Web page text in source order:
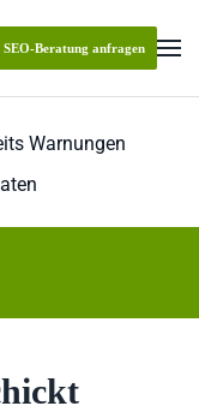
SEO-Beratung anfragen
Warnungen